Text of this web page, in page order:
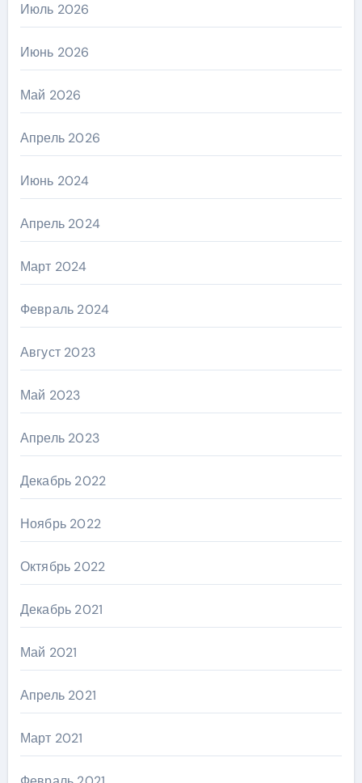
Июль 2026
Июнь 2026
Май 2026
Апрель 2026
Июнь 2024
Апрель 2024
Март 2024
Февраль 2024
Август 2023
Май 2023
Апрель 2023
Декабрь 2022
Ноябрь 2022
Октябрь 2022
Декабрь 2021
Май 2021
Апрель 2021
Март 2021